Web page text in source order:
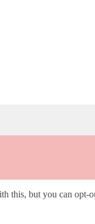
this, but you can opt-